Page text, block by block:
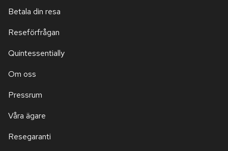
Betala din resa
Reseförfrågan
Quintessentially
Om oss
Pressrum
Våra ägare
Resegaranti